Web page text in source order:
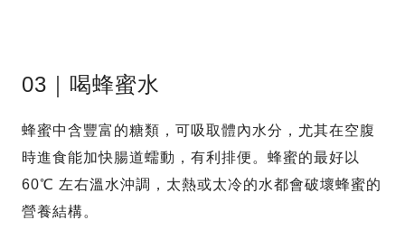
03｜喝蜂蜜水
蜂蜜中含豐富的糖類，可吸取體內水分，尤其在空腹
時進食能加快腸道蠕動，有利排便。蜂蜜的最好以
60℃ 左右溫水沖調，太熱或太冷的水都會破壞蜂蜜的
營養結構。